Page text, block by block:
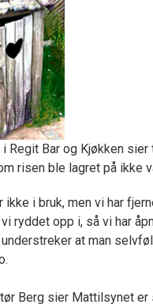
i Regit Bar og Kjøkken sier
risen ble lagret på ikke
ikke i bruk, men vi har
ryddet opp i, så vi har
at man
Berg sier Mattilsynet